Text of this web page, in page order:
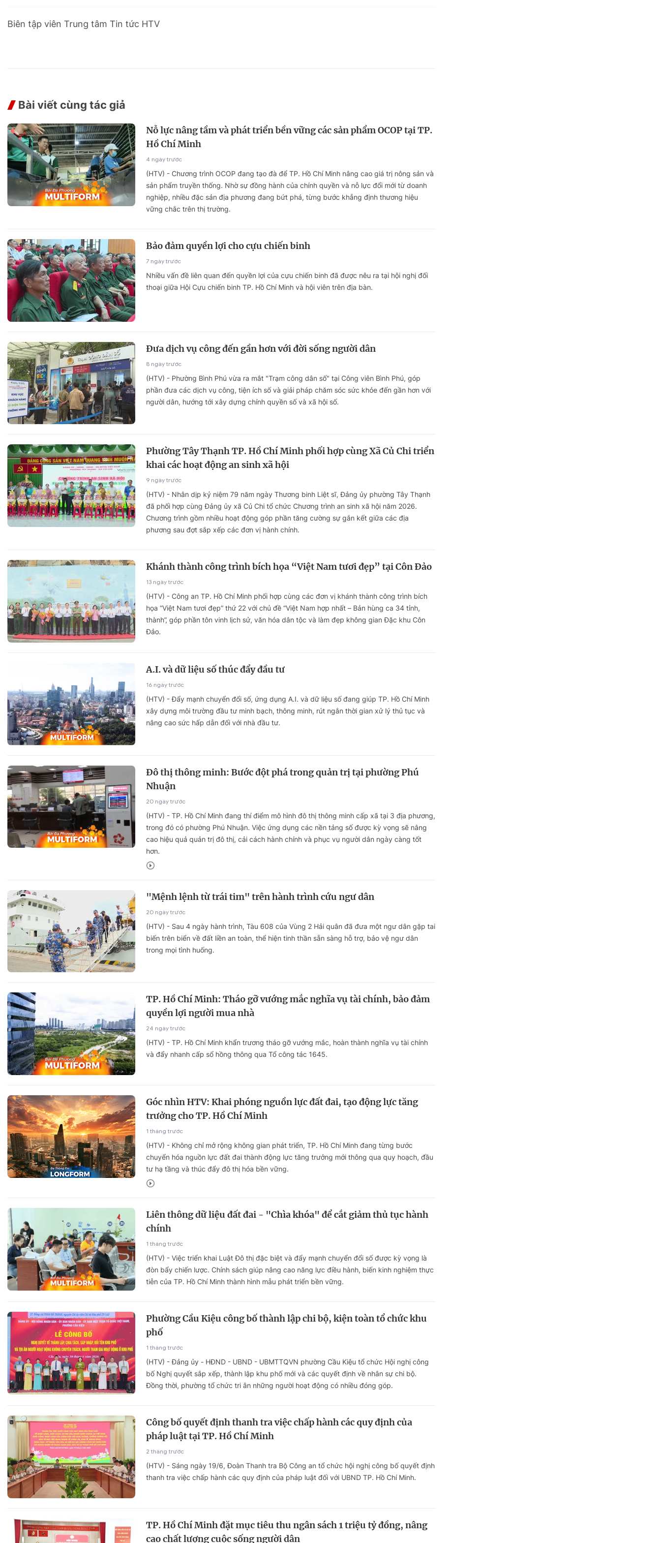
Không gian văn hóa
Các show khác
Các chương trình
Biên tập viên Trung tâm Tin tức HTV
Bài viết cùng tác giả
Nỗ lực nâng tầm và phát triển bền vững các sản phẩm OCOP tại TP.
Hồ Chí Minh
4 ngày trước
(HTV) - Chương trình OCOP đang tạo đà để TP. Hồ Chí Minh nâng cao giá trị nông sản và
sản phẩm truyền thống. Nhờ sự đồng hành của chính quyền và nỗ lực đổi mới từ doanh
nghiệp, nhiều đặc sản địa phương đang bứt phá, từng bước khẳng định thương hiệu
vững chắc trên thị trường.
Bảo đảm quyền lợi cho cựu chiến binh
7 ngày trước
Nhiều vấn đề liên quan đến quyền lợi của cựu chiến binh đã được nêu ra tại hội nghị đối
thoại giữa Hội Cựu chiến binh TP. Hồ Chí Minh và hội viên trên địa bàn.
Đưa dịch vụ công đến gần hơn với đời sống người dân
8 ngày trước
(HTV) - Phường Bình Phú vừa ra mắt "Trạm công dân số" tại Công viên Bình Phú, góp
phần đưa các dịch vụ công, tiện ích số và giải pháp chăm sóc sức khỏe đến gần hơn với
người dân, hướng tới xây dựng chính quyền số và xã hội số.
Phường Tây Thạnh TP. Hồ Chí Minh phối hợp cùng Xã Củ Chi triển
khai các hoạt động an sinh xã hội
9 ngày trước
(HTV) - Nhân dịp kỷ niệm 79 năm ngày Thương binh Liệt sĩ, Đảng ủy phường Tây Thạnh
đã phối hợp cùng Đảng ủy xã Củ Chi tổ chức Chương trình an sinh xã hội năm 2026.
Chương trình gồm nhiều hoạt động góp phần tăng cường sự gắn kết giữa các địa
phương sau đợt sắp xếp các đơn vị hành chính.
Khánh thành công trình bích họa “Việt Nam tươi đẹp” tại Côn Đảo
13 ngày trước
(HTV) - Công an TP. Hồ Chí Minh phối hợp cùng các đơn vị khánh thành công trình bích
họa “Việt Nam tươi đẹp” thứ 22 với chủ đề “Việt Nam hợp nhất – Bản hùng ca 34 tỉnh,
thành”, góp phần tôn vinh lịch sử, văn hóa dân tộc và làm đẹp không gian Đặc khu Côn
Đảo.
A.I. và dữ liệu số thúc đẩy đầu tư
16 ngày trước
(HTV) - Đẩy mạnh chuyển đổi số, ứng dụng A.I. và dữ liệu số đang giúp TP. Hồ Chí Minh
xây dựng môi trường đầu tư minh bạch, thông minh, rút ngắn thời gian xử lý thủ tục và
nâng cao sức hấp dẫn đối với nhà đầu tư.
Đô thị thông minh: Bước đột phá trong quản trị tại phường Phú
Nhuận
20 ngày trước
(HTV) - TP. Hồ Chí Minh đang thí điểm mô hình đô thị thông minh cấp xã tại 3 địa phương,
trong đó có phường Phú Nhuận. Việc ứng dụng các nền tảng số được kỳ vọng sẽ nâng
cao hiệu quả quản trị đô thị, cải cách hành chính và phục vụ người dân ngày càng tốt
hơn.
"Mệnh lệnh từ trái tim" trên hành trình cứu ngư dân
20 ngày trước
(HTV) - Sau 4 ngày hành trình, Tàu 608 của Vùng 2 Hải quân đã đưa một ngư dân gặp tai
biến trên biển về đất liền an toàn, thể hiện tinh thần sẵn sàng hỗ trợ, bảo vệ ngư dân
trong mọi tình huống.
TP. Hồ Chí Minh: Tháo gỡ vướng mắc nghĩa vụ tài chính, bảo đảm
quyền lợi người mua nhà
24 ngày trước
(HTV) - TP. Hồ Chí Minh khẩn trương tháo gỡ vướng mắc, hoàn thành nghĩa vụ tài chính
và đẩy nhanh cấp sổ hồng thông qua Tổ công tác 1645.
Góc nhìn HTV: Khai phóng nguồn lực đất đai, tạo động lực tăng
trưởng cho TP. Hồ Chí Minh
1 tháng trước
(HTV) - Không chỉ mở rộng không gian phát triển, TP. Hồ Chí Minh đang từng bước
chuyển hóa nguồn lực đất đai thành động lực tăng trưởng mới thông qua quy hoạch, đầu
tư hạ tầng và thúc đẩy đô thị hóa bền vững.
Liên thông dữ liệu đất đai - "Chìa khóa" để cắt giảm thủ tục hành
chính
1 tháng trước
(HTV) - Việc triển khai Luật Đô thị đặc biệt và đẩy mạnh chuyển đổi số được kỳ vọng là
đòn bẩy chiến lược. Chính sách giúp nâng cao năng lực điều hành, biến kinh nghiệm thực
tiễn của TP. Hồ Chí Minh thành hình mẫu phát triển bền vững.
Phường Cầu Kiệu công bố thành lập chi bộ, kiện toàn tổ chức khu
phố
1 tháng trước
(HTV) - Đảng ủy - HĐND - UBND - UBMTTQVN phường Cầu Kiệu tổ chức Hội nghị công
bố Nghị quyết sắp xếp, thành lập khu phố mới và các quyết định về nhân sự chi bộ.
Đồng thời, phường tổ chức tri ân những người hoạt động có nhiều đóng góp.
Công bố quyết định thanh tra việc chấp hành các quy định của
pháp luật tại TP. Hồ Chí Minh
2 tháng trước
(HTV) - Sáng ngày 19/6, Đoàn Thanh tra Bộ Công an tổ chức hội nghị công bố quyết định
thanh tra việc chấp hành các quy định của pháp luật đối với UBND TP. Hồ Chí Minh.
TP. Hồ Chí Minh đặt mục tiêu thu ngân sách 1 triệu tỷ đồng, nâng
cao chất lượng cuộc sống người dân